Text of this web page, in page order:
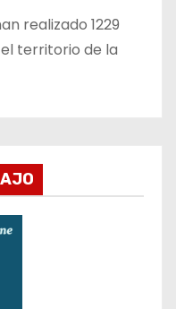
realizado 1229
territorio de la